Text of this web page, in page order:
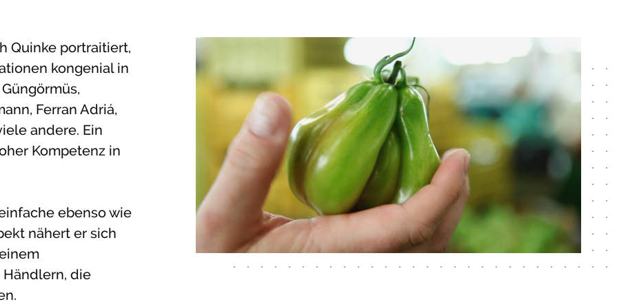
Quinke portraitiert,
kongenial in
Ferran Adriá,
andere. Ein
Kompetenz in
ebenso wie
nähert er sich
die